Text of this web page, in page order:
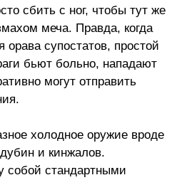
сбить с ног, чтобы тут же
меча. Правда, когда
орава супостатов, простой
бьют больно, нападают
могут отправить
холодное оружие вроде
и кинжалов.
собой стандартными